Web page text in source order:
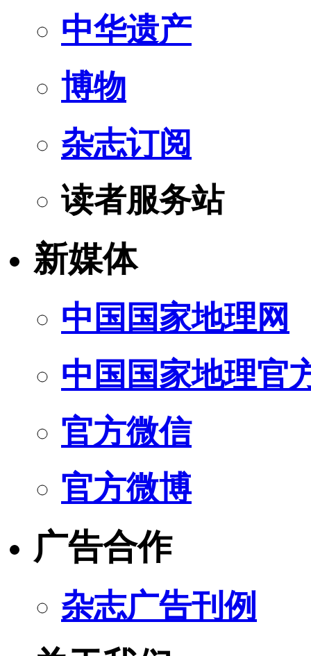
中华遗产
博物
杂志订阅
读者服务站
新媒体
中国国家地理网
中国国家地理官
官方微信
官方微博
广告合作
杂志广告刊例